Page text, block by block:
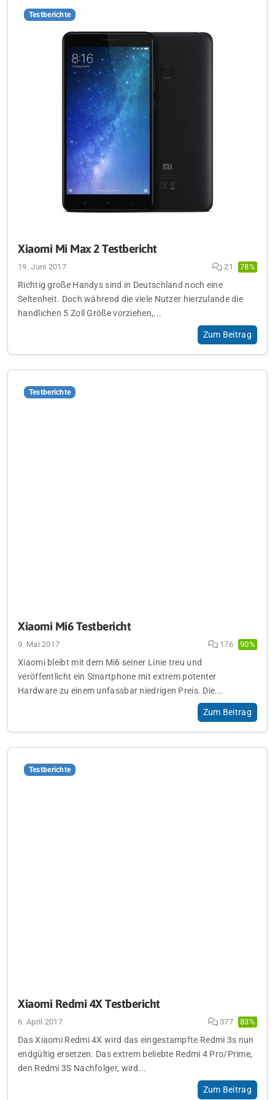
Testberichte
Xiaomi Mi Max 2 Testbericht
19. Juni 2017 21 78%
Richtig große Handys sind in Deutschland noch eine
Seltenheit. Doch während die viele Nutzer hierzulande die
handlichen 5 Zoll Größe vorziehen,...
Zum Beitrag
Testberichte
Xiaomi Mi6 Testbericht
9. Mai 2017 176 90%
Xiaomi bleibt mit dem Mi6 seiner Linie treu und
veröffentlicht ein Smartphone mit extrem potenter
Hardware zu einem unfassbar niedrigen Preis. Die...
Zum Beitrag
Testberichte
Xiaomi Redmi 4X Testbericht
6. April 2017 377 83%
Das Xiaomi Redmi 4X wird das eingestampfte Redmi 3s nun
endgültig ersetzen. Das extrem beliebte Redmi 4 Pro/Prime,
den Redmi 3S Nachfolger, wird...
Zum Beitrag